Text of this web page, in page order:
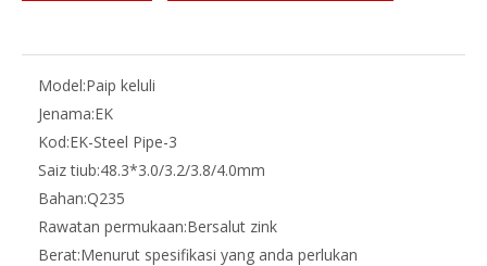
Model:Paip keluli
Jenama:EK
Kod:EK-Steel Pipe-3
Saiz tiub:48.3*3.0/3.2/3.8/4.0mm
Bahan:Q235
Rawatan permukaan:Bersalut zink
Berat:Menurut spesifikasi yang anda perlukan